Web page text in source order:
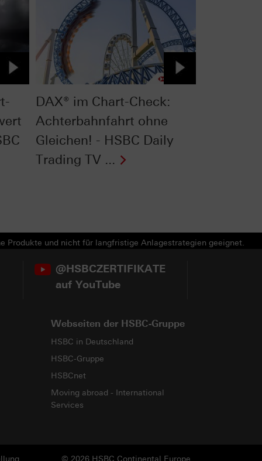
DAX® im Chart-Check:
Achterbahnfahrt ohne
Gleichen! - HSBC Daily
Trading TV ...
Produkte und nicht für langfristige Anlagestrategien geeignet.
@HSBCZERTIFIKATE
auf YouTube
Webseiten der HSBC-Gruppe
HSBC in Deutschland
HSBC-Gruppe
HSBCnet
Moving abroad - International
Services
© 2026 HSBC Continental Europe